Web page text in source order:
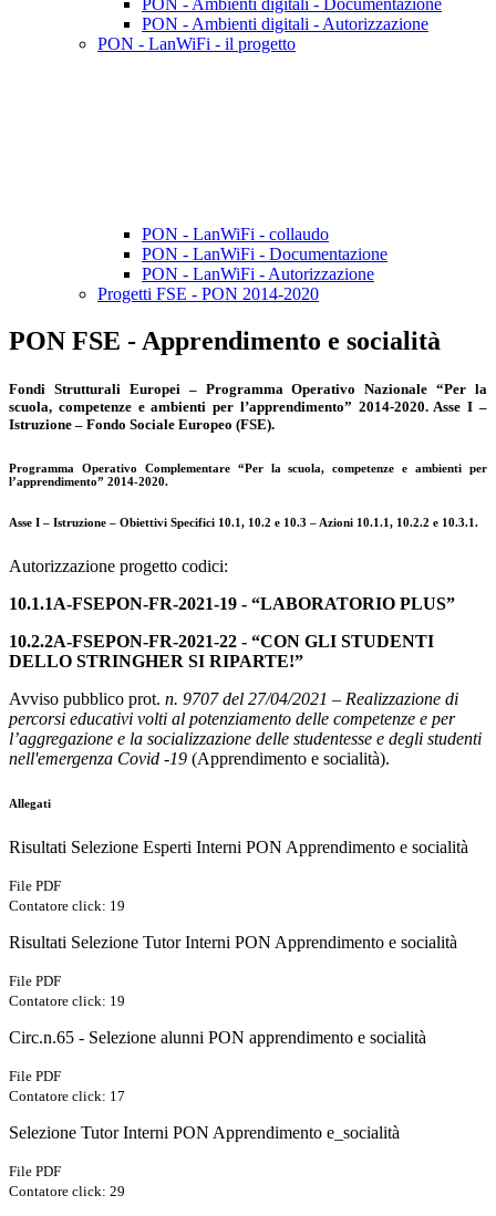
PON - Ambienti digitali - Documentazione
PON - Ambienti digitali - Autorizzazione
PON - LanWiFi - il progetto
PON - LanWiFi - collaudo
PON - LanWiFi - Documentazione
PON - LanWiFi - Autorizzazione
Progetti FSE - PON 2014-2020
PON FSE - Apprendimento e socialità
Fondi Strutturali Europei – Programma Operativo Nazionale “Per la
scuola, competenze e ambienti per l’apprendimento” 2014-2020. Asse I –
Istruzione – Fondo Sociale Europeo (FSE).
Programma Operativo Complementare “Per la scuola, competenze e ambienti per
l’apprendimento” 2014-2020.
Asse I – Istruzione – Obiettivi Specifici 10.1, 10.2 e 10.3 – Azioni 10.1.1, 10.2.2 e 10.3.1.
Autorizzazione progetto codici:
10.1.1A-FSEPON-FR-2021-19 - “LABORATORIO PLUS”
10.2.2A-FSEPON-FR-2021-22 - “CON GLI STUDENTI
DELLO STRINGHER SI RIPARTE!”
Avviso pubblico prot. n. 9707 del 27/04/2021 – Realizzazione di
percorsi educativi volti al potenziamento delle competenze e per
l’aggregazione e la socializzazione delle studentesse e degli studenti
nell'emergenza Covid -19 (Apprendimento e socialità).
Allegati
Risultati Selezione Esperti Interni PON Apprendimento e socialità
File PDF
Contatore click: 19
Risultati Selezione Tutor Interni PON Apprendimento e socialità
File PDF
Contatore click: 19
Circ.n.65 - Selezione alunni PON apprendimento e socialità
File PDF
Contatore click: 17
Selezione Tutor Interni PON Apprendimento e_socialità
File PDF
Contatore click: 29